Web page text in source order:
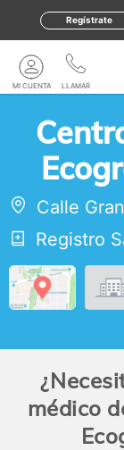
Regístrate
LLAMAR
MI CUENTA
Calle
Registro
médico